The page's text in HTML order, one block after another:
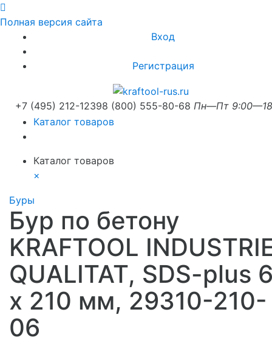
Полная версия сайта
Вход
Регистрация
+7 (495) 212-12398 (800) 555-80-68 Пн—Пт
Каталог товаров
Каталог товаров
×
Буры
Бур по бетону
KRAFTOOL
QUALITAT, SDS-plus
x 210 мм, 29310-210-
06